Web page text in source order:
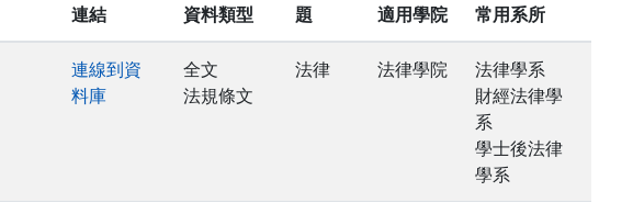
連結
資料類型
題
適用學院 常用系所
連線到資
料庫
全文
法規條文
法律 法律學院
法律學系
財經法律學
系
學士後法律
學系